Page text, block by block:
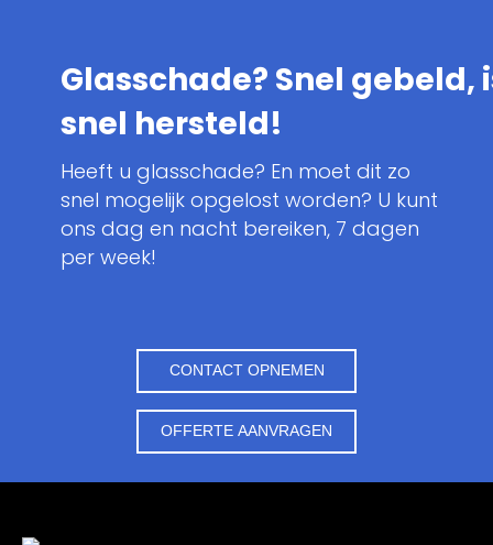
Glasschade? Snel gebeld,
snel hersteld!
Heeft u glasschade? En moet dit zo
snel mogelijk opgelost worden? U kunt
ons dag en nacht bereiken, 7 dagen
per week!
CONTACT OPNEMEN
OFFERTE AANVRAGEN